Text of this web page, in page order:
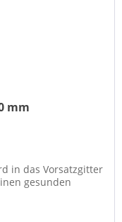
mm
in das Vorsatzgitter
gesunden